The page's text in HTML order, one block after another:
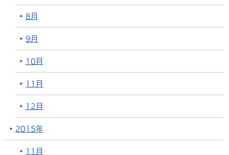
8月
9月
10月
11月
12月
2015年
11月